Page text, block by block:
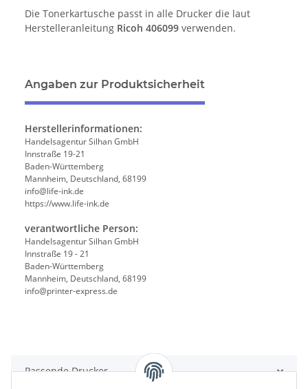
Die Tonerkartusche passt in alle Drucker die laut
Herstelleranleitung Ricoh 406099 verwenden.
Angaben zur Produktsicherheit
Herstellerinformationen:
Handelsagentur Silhan GmbH
Innstraße 19-21
Baden-Württemberg
Mannheim, Deutschland, 68199
info@life-ink.de
https://www.life-ink.de
verantwortliche Person:
Handelsagentur Silhan GmbH
Innstraße 19 - 21
Baden-Württemberg
Mannheim, Deutschland, 68199
info@printer-express.de
Passende Drucker